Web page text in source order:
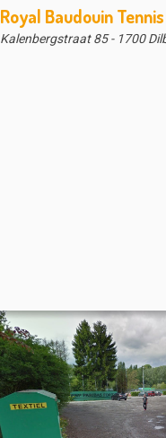
Royal Baudouin
Kalenbergstraat 85 - 1700